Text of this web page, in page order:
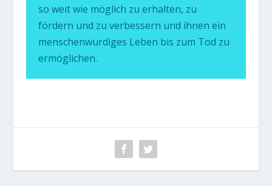
so weit wie möglich zu erhalten, zu
fördern und zu verbessern und ihnen ein
menschenwürdiges Leben bis zum Tod zu
ermöglichen.